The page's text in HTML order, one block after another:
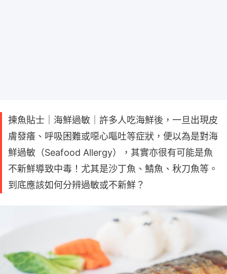
揀魚貼士｜海鮮過敏｜許多人吃海鮮後，一旦出現皮
膚發癢、呼吸困難或噁心嘔吐等症狀，便以為是對海
鮮過敏（Seafood Allergy），其實亦很有可能是魚
不新鮮導致中毒！尤其是沙丁魚、鯖魚、秋刀魚等。
到底應該如何分辨過敏或不新鮮？